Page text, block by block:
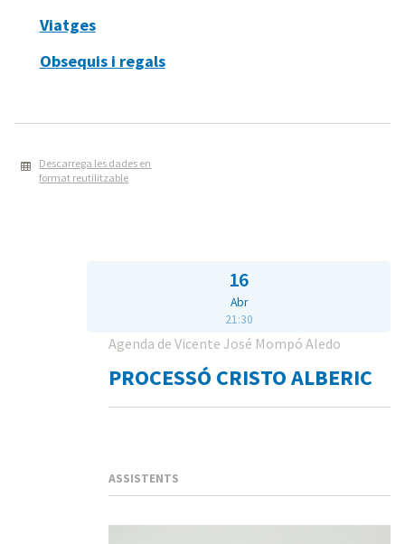
Viatges
Obsequis i regals
Descarrega les dades en
format reutilitzable
16
Abr
21:30
Agenda de Vicente José Mompó Aledo
PROCESSÓ CRISTO ALBERIC
ASSISTENTS